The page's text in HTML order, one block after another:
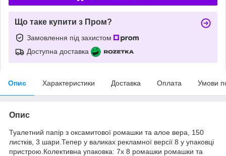
Що таке купити з Пром?
Замовлення під захистом
Доступна доставка
Опис Характеристики Доставка Оплата Умови
Опис
Туалетний папір з оксамитової ромашки та алое вера, 150
листків, 3 шари.Тепер у валиках рекламної версії 8 у упаковці
пристрою.Колективна упаковка: 7x 8 ромашки ромашки та